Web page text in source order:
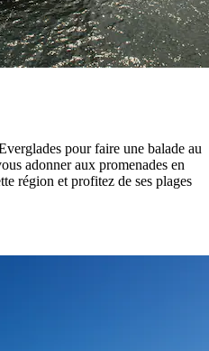
pour faire une balade au
adonner aux promenades en
région et profitez de ses plages